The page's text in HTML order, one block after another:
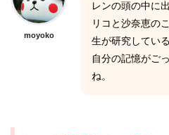
moyoko
レンの頭の中に
リコと沙奈恵の
生が研究してい
自分の記憶がご
ね。